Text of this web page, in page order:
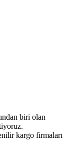
biri olan
kargo firmaları